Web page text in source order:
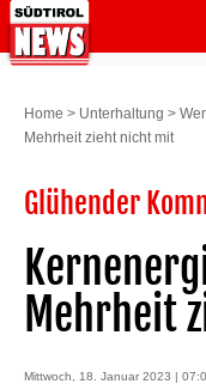
Home > Unterhaltung >
Mehrheit zieht nicht mit
Glühender
Mehrheit
Mittwoch, 18. Januar 2023 |